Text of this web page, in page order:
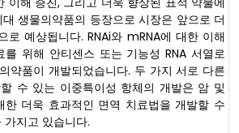
생물의약품의 등장으로 시장은 앞으로 더
로 예상됩니다. RNAi와 mRNA에 대한 이해
를 위해 안티센스 또는 기능성 RNA 서열로
약품이 개발되었습니다. 두 가지 서로 다른
수 있는 이중특이성 항체의 개발은 암 및
한 더욱 효과적인 면역 치료법을 개발할 수
지고 있습니다.